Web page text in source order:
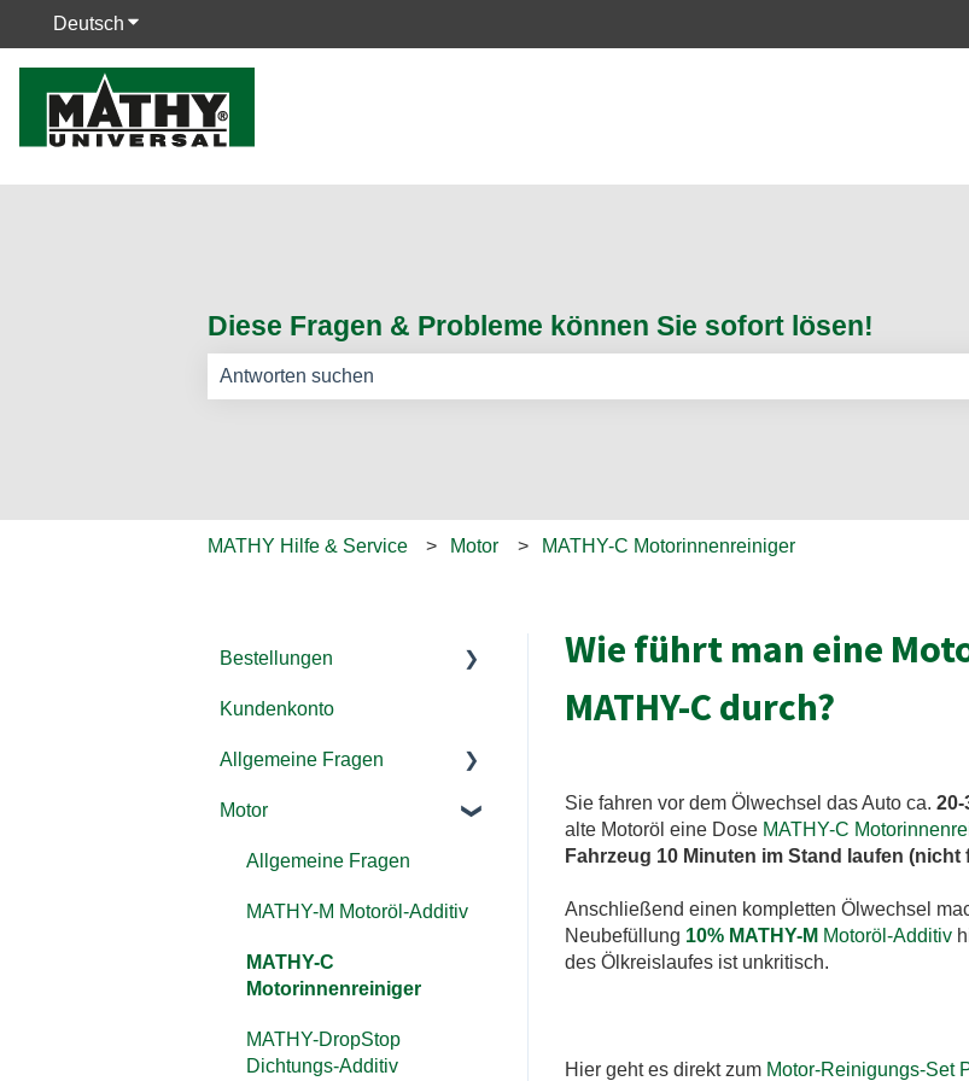
Deutsch Untermenü für Übersetzungen anzeigen
Diese Fragen & Probleme können Sie sofort lösen!
MATHY Hilfe & Service Motor MATHY-C Motorinnenreiniger
Wie führt man eine
MATHY-C durch?
Sie fahren vor dem Ölwechsel das Auto ca. 20-
alte Motoröl eine Dose MATHY-C
Fahrzeug 10 Minuten im Stand laufen (nicht
Anschließend einen kompletten Ölwechsel
Neubefüllung 10% MATHY-M Motoröl-Additiv
des Ölkreislaufes ist unkritisch.
Hier geht es direkt zum Motor-Reinigungs-Set
Bestellungen
Versand & Lieferung
Rücksendung &
Kundenkonto
Allgemeine Fragen
Additive
Kraftstoffsystem
Landmaschinen, LKW &
Motor
Allgemeine Fragen
MATHY-M Motoröl-Additiv
MATHY-C
Motorinnenreiniger
MATHY-DropStop
Dichtungs-Additiv